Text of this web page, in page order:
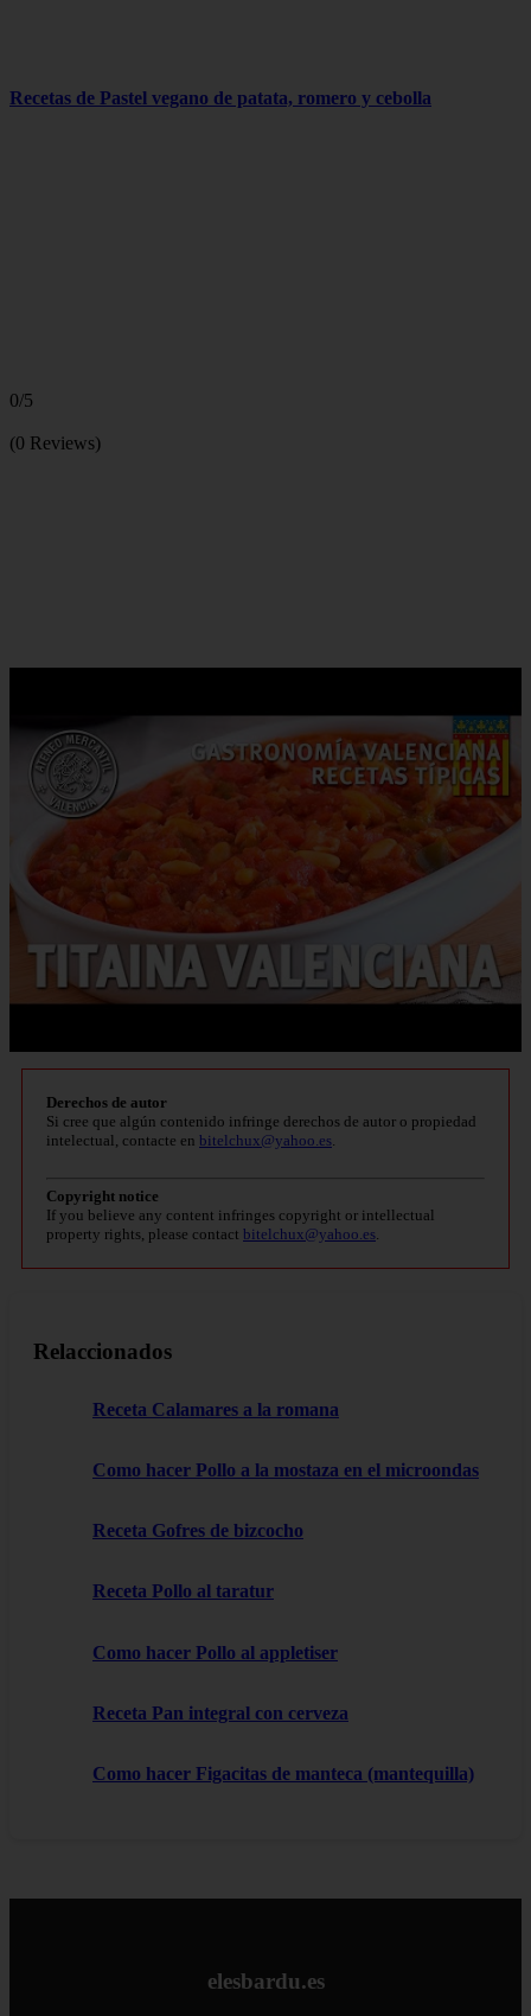
Recetas de Pastel vegano de patata, romero y cebolla
0/5
(0 Reviews)
Derechos de autor
Si cree que algún contenido infringe derechos de autor o propiedad
intelectual, contacte en bitelchux@yahoo.es.
Copyright notice
If you believe any content infringes copyright or intellectual
property rights, please contact bitelchux@yahoo.es.
Relaccionados
Receta Calamares a la romana
Como hacer Pollo a la mostaza en el microondas
Receta Gofres de bizcocho
Receta Pollo al taratur
Como hacer Pollo al appletiser
Receta Pan integral con cerveza
Como hacer Figacitas de manteca (mantequilla)
elesbardu.es